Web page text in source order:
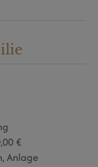
€
Anlage